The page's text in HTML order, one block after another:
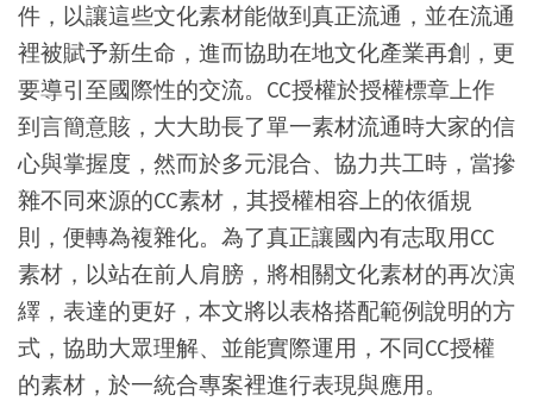
件，以讓這些文化素材能做到真正流通，並在流通
裡被賦予新生命，進而協助在地文化產業再創，更
要導引至國際性的交流。CC授權於授權標章上作
到言簡意賅，大大助長了單一素材流通時大家的信
心與掌握度，然而於多元混合、協力共工時，當摻
雜不同來源的CC素材，其授權相容上的依循規
則，便轉為複雜化。為了真正讓國內有志取用CC
素材，以站在前人肩膀，將相關文化素材的再次演
繹，表達的更好，本文將以表格搭配範例說明的方
式，協助大眾理解、並能實際運用，不同CC授權
的素材，於一統合專案裡進行表現與應用。